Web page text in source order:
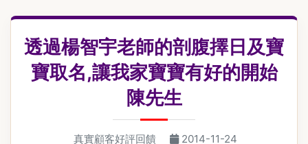
透過楊智宇老師的剖腹擇日及寶
寶取名,讓我家寶寶有好的開始
陳先生
真實顧客好評回饋 2014-11-24